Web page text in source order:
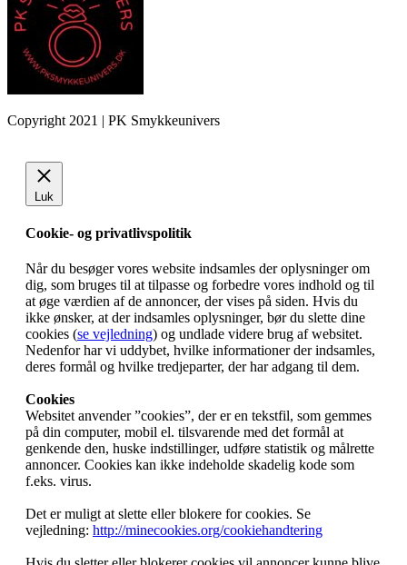
Copyright 2021 | PK Smykkeunivers
Luk
Cookie- og privatlivspolitik
Når du besøger vores website indsamles der oplysninger om
dig, som bruges til at tilpasse og forbedre vores indhold og til
at øge værdien af de annoncer, der vises på siden. Hvis du
ikke ønsker, at der indsamles oplysninger, bør du slette dine
cookies (se vejledning) og undlade videre brug af websitet.
Nedenfor har vi uddybet, hvilke informationer der indsamles,
deres formål og hvilke tredjeparter, der har adgang til dem.
Cookies
Websitet anvender ”cookies”, der er en tekstfil, som gemmes
på din computer, mobil el. tilsvarende med det formål at
genkende den, huske indstillinger, udføre statistik og målrette
annoncer. Cookies kan ikke indeholde skadelig kode som
f.eks. virus.
Det er muligt at slette eller blokere for cookies. Se
vejledning: http://minecookies.org/cookiehandtering